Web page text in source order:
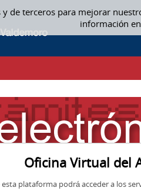
de terceros para mejorar
información
Oficina Virtual del
esta plataforma podrá acceder a los